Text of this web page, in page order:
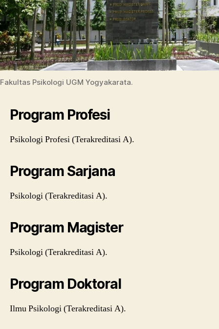
Fakultas Psikologi UGM Yogyakarata.
Program Profesi
Psikologi Profesi (Terakreditasi A).
Program Sarjana
Psikologi (Terakreditasi A).
Program Magister
Psikologi (Terakreditasi A).
Program Doktoral
Ilmu Psikologi (Terakreditasi A).